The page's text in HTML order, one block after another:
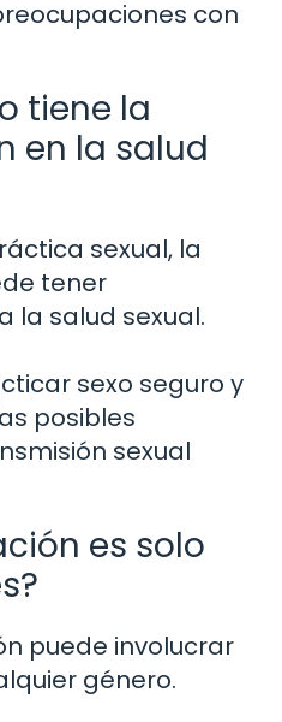
con
tiene la
en la salud
sexual, la
tener
la salud sexual.
sexo seguro y
posibles
sexual
es solo
puede involucrar
género.